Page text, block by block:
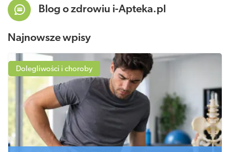
Blog o zdrowiu i-Apteka.pl
Najnowsze wpisy
Dolegliwości i choroby